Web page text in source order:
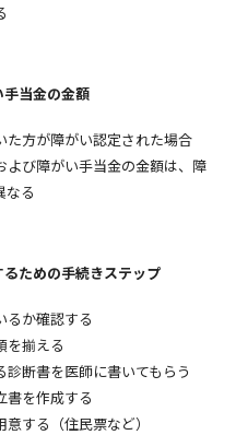
当金の金額
た方が障がい認定された場合
よび障がい手当金の金額は、障
なる
ための手続きステップ
るか確認する
を揃える
断書を医師に書いてもらう
書を作成する
する（住民票など）